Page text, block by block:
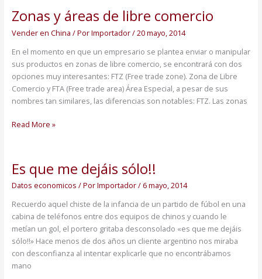
Zonas y áreas de libre comercio
Vender en China / PorImportador/20 mayo, 2014
En el momento en que un empresario se plantea enviar o manipular
sus productos en zonas de libre comercio, se encontrará con dos
opciones muy interesantes: FTZ (Free trade zone). Zona de Libre
Comercio y FTA (Free trade area) Área Especial, a pesar de sus
nombres tan similares, las diferencias son notables: FTZ. Las zonas
Zonas
áreas
de
libre
comercio
Read More »
Es que me dejáis sólo!!
Datos economicos / PorImportador/ 6 mayo, 2014
Recuerdo aquel chiste de la infancia de un partido de fúbol en una
cabina de teléfonos entre dos equipos de chinos y cuando le
metían un gol, el portero gritaba desconsolado «es que me dejáis
sólo!!» Hace menos de dos años un cliente argentino nos miraba
con desconfianza al intentar explicarle que no encontrábamos
mano
Es
que
me
dejáis
sólo!!